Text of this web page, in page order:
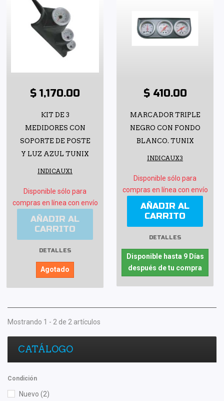
$ 1,170.00
KIT DE 3
MEDIDORES CON
SOPORTE DE POSTE
Y LUZ AZUL TUNIX
INDICAUX1
Disponible sólo para
compras en línea con envío
AÑADIR AL
CARRITO
DETALLES
Agotado
$ 410.00
MARCADOR TRIPLE
NEGRO CON FONDO
BLANCO. TUNIX
INDICAUX3
Disponible sólo para
compras en línea con envío
AÑADIR AL
CARRITO
DETALLES
Disponible hasta 9 Días
después de tu compra
Mostrando 1 - 2 de 2 artículos
CATÁLOGO
Condición
Nuevo (2)